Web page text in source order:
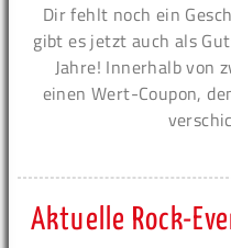
Dir fehlt noch ein
gibt es jetzt auch als
Jahre! Innerhalb von
einen Wert-Coupon,
Aktuelle Rock-